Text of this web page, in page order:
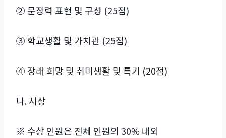
② 문장력 표현 및 구성 (25점)
③ 학교생활 및 가치관 (25점)
④ 장래 희망 및 취미생활 및 특기 (20점)
나. 시상
※ 수상 인원은 전체 인원의 30% 내외